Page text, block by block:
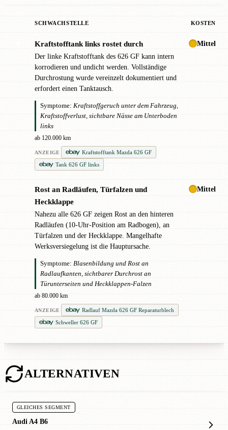
SCHWACHSTELLE KOSTEN
Kraftstofftank links rostet durch
Der linke Kraftstofftank des 626 GF kann intern
korrodieren und undicht werden. Vollständige
Durchrostung wurde vereinzelt dokumentiert und
erfordert einen Tanktausch.
Symptome: Kraftstoffgeruch unter dem Fahrzeug,
Kraftstoffverlust, sichtbare Nässe am Unterboden
links
ab 120.000 km
ANZEIGE
Kraftstofftank Mazda 626 GF
Tank 626 GF links
Mittel
Rost an Radläufen, Türfalzen und
Heckklappe
Nahezu alle 626 GF zeigen Rost an den hinteren
Radläufen (10-Uhr-Position am Radbogen), an
Türfalzen und der Heckklappe. Mangelhafte
Werksversiegelung ist die Hauptursache.
Symptome: Blasenbildung und Rost an
Radlaufkanten, sichtbarer Durchrost an
Türunterseiten und Heckklappen-Falzen
ab 80.000 km
ANZEIGE
Radlauf Mazda 626 GF Reparaturblech
Schweller 626 GF
Mittel
ALTERNATIVEN
GLEICHES SEGMENT
Audi A4 B6